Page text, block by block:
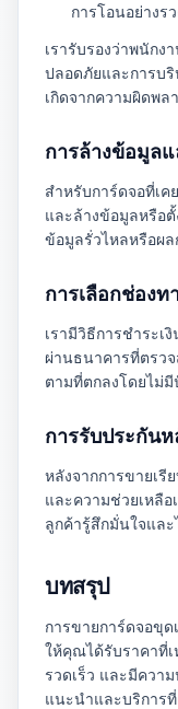
การโอนอย่างร
เรารับรองว่าพนัก
ปลอดภัยและการบ
เกิดจากความผิดพล
การล้างข้อมูล
สําหรับการ์ดจอที่เ
และล้างข้อมูลหรือ
ข้อมูลรั่วไหลหรือผ
การเลือกช่องท
เรามีวิธีการชำระเ
ผ่านธนาคารที่ตรว
ตามที่ตกลงโดยไม่
การรับประกัน
หลังจากการขายเรี
และความช่วยเหลื
ลูกค้ารู้สึกมั่นใจแล
บทสรุป
การขายการ์ดจอขุด
ให้คุณได้รับราคาที่
รวดเร็ว และมีควา
แนะนำและบริการ